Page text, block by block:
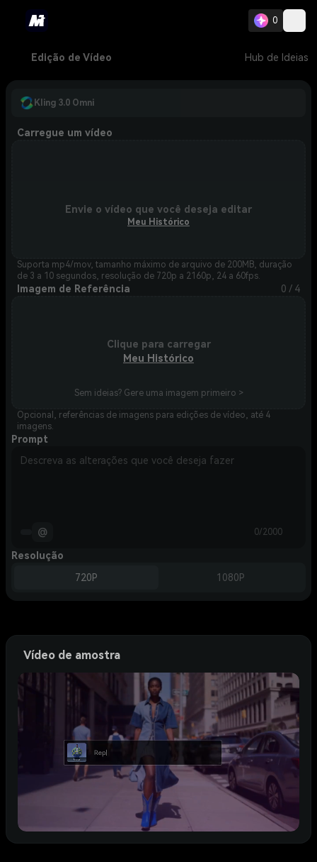
0
Edição de Vídeo Hub de Ideias
Kling 3.0 Omni
Carregue um vídeo
Envie o vídeo que você deseja editar
Meu Histórico
Suporta mp4/mov, tamanho máximo de arquivo de 200MB, duração
de 3 a 10 segundos, resolução de 720p a 2160p, 24 a 60fps.
Imagem de Referência 0 / 4
Clique para carregar
Meu Histórico
Sem ideias? Gere uma imagem primeiro >
Opcional, referências de imagens para edições de vídeo, até 4
imagens.
Prompt
@ 0/2000
Resolução
720P
1080P
Vídeo de amostra